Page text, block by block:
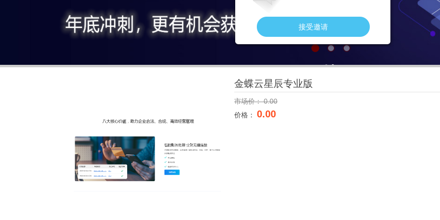
金蝶云星辰专业版
市场价：0.00
价格： 0.00
接受邀请